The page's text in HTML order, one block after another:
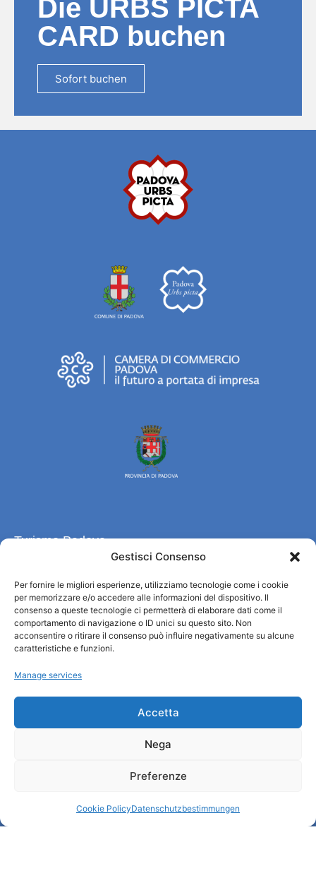
Gestisci Consenso
Per fornire le migliori esperienze, utilizziamo tecnologie come i cookie
per memorizzare e/o accedere alle informazioni del dispositivo. Il
consenso a queste tecnologie ci permetterà di elaborare dati come il
comportamento di navigazione o ID unici su questo sito. Non
acconsentire o ritirare il consenso può influire negativamente su alcune
caratteristiche e funzioni.
Manage services
Accetta
Nega
Preferenze
Cookie PolicyDatenschutzbestimmungen
Die URBS PICTA
CARD buchen
Sofort buchen
Turismo Padova
Informationsbüro und touristenempfang / IAT
Datenschutzbestimmungen
Cookie Policy (UE)
Credits
Informationen